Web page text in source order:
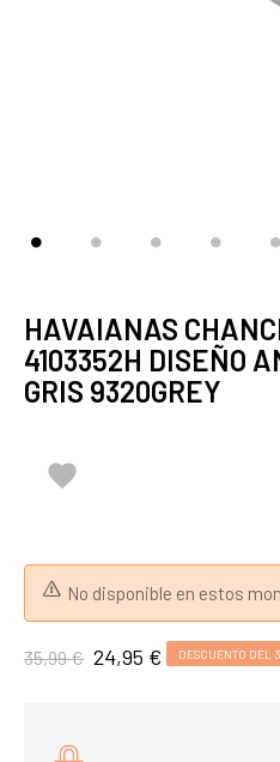
HAVAIANAS
4103352H DISEÑO
GRIS 9320GREY

No disponible en estos
35,99 € 24,95 € DESCUENTO DEL